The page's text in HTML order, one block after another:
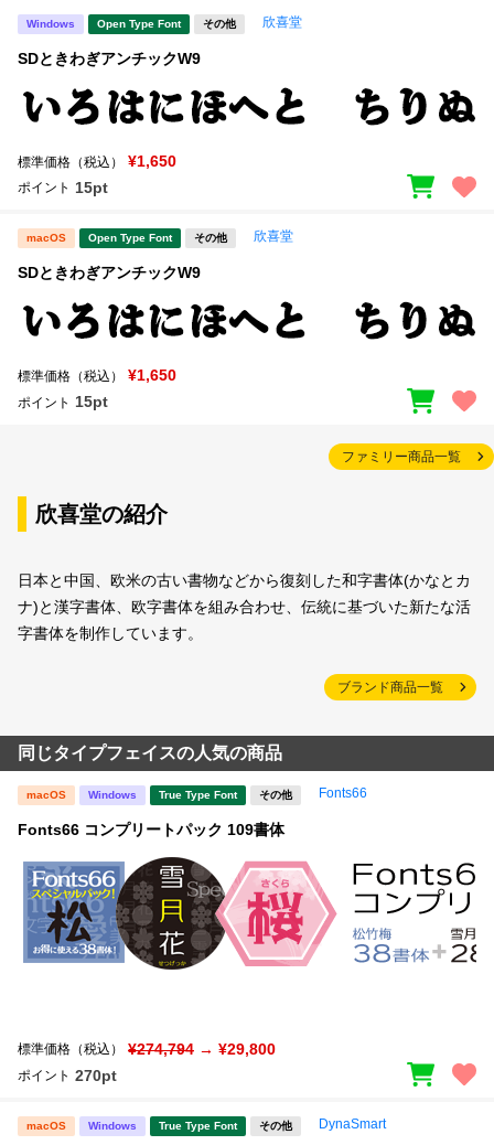
Windows Open Type Font その他 欣喜堂
SDときわぎアンチックW9
標準価格（税込） ¥1,650
ポイント 15pt
macOS Open Type Font その他 欣喜堂
SDときわぎアンチックW9
標準価格（税込） ¥1,650
ポイント 15pt
ファミリー商品一覧
欣喜堂の紹介
日本と中国、欧米の古い書物などから復刻した和字書体(かなとカ
ナ)と漢字書体、欧字書体を組み合わせ、伝統に基づいた新たな活
字書体を制作しています。
ブランド商品一覧
同じタイプフェイスの人気の商品
macOS Windows True Type Font その他 Fonts66
Fonts66 コンプリートパック 109書体
標準価格（税込） ¥274,794 → ¥29,800
ポイント 270pt
macOS Windows True Type Font その他 DynaSmart